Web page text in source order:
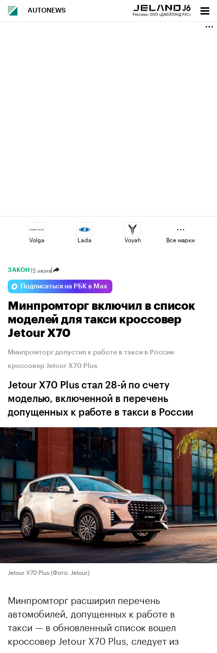
AUTONEWS
Volga Lada Voyah
Omoda
Geely Haval Changan
Все марки
ЗАКОН 15 июня
Подписаться на РБК в Max
Минпромторг включил в список
моделей для такси кроссовер
Jetour X70
Минпромторг допустил к работе в такси в России
кроссовер Jetour X70 Plus
Jetour X70 Plus стал 28-й по счету
моделью, включенной в перечень
допущенных к работе в такси в России
Jetour X70 Plus (Фото: Jetour)
Минпромторг расширил перечень
автомобилей, допущенных к работе в
такси — в обновленный список вошел
кроссовер Jetour X70 Plus, следует из